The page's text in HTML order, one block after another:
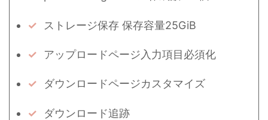
ストレージ保存 保存容量25GiB
アップロードページ入力項目必須化
ダウンロードページカスタマイズ
ダウンロード追跡